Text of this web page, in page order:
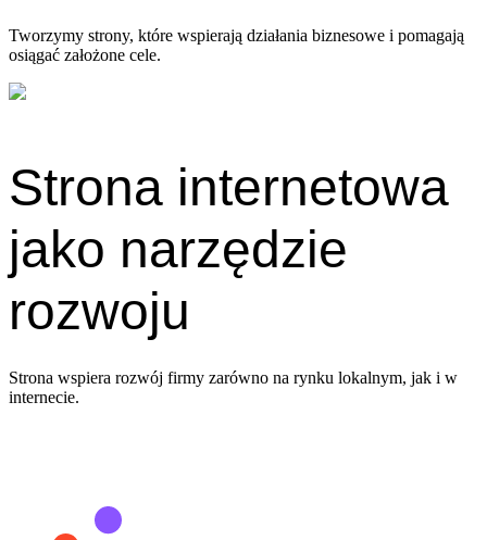
Tworzymy strony, które wspierają działania biznesowe i pomagają
osiągać założone cele.
Strona internetowa
jako narzędzie
rozwoju
Strona wspiera rozwój firmy zarówno na rynku lokalnym, jak i w
internecie.